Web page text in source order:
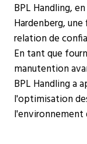
BPL Handling,
Hardenberg,
relation de
En tant que
manutention
BPL Handling a
l'optimisation
l'environnement